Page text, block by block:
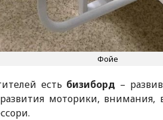
Фойе
есть бизиборд –
моторики,